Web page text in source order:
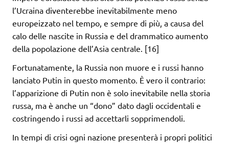
l’Ucraina diventerebbe inevitabilmente meno
europeizzato nel tempo, e sempre di più, a causa del
calo delle nascite in Russia e del drammatico aumento
della popolazione dell’Asia centrale. [16]
Fortunatamente, la Russia non muore e i russi hanno
lanciato Putin in questo momento. È vero il contrario:
l’apparizione di Putin non è solo inevitabile nella storia
russa, ma è anche un “dono” dato dagli occidentali e
costringendo i russi ad accettarli sopprimendoli.
In tempi di crisi ogni nazione presenterà i propri politici